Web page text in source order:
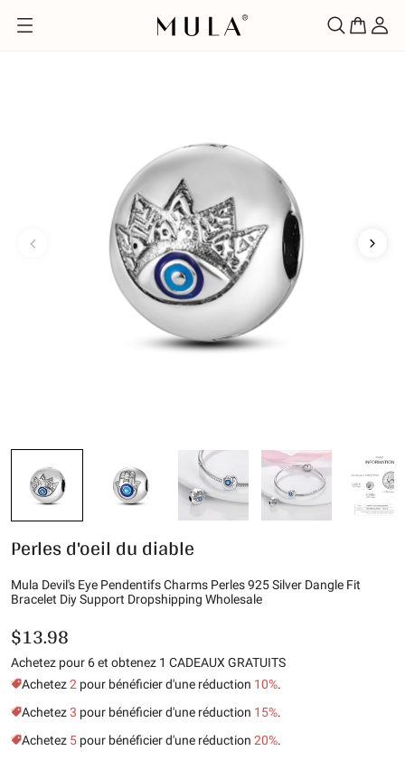
Perles d'oeil du diable
Mula Devil's Eye Pendentifs Charms Perles 925 Silver Dangle Fit
Bracelet Diy Support Dropshipping Wholesale
$13.98
Achetez pour 6 et obtenez 1 CADEAUX GRATUITS
Achetez2 pour bénéficier d'une réduction 10%.
Achetez3 pour bénéficier d'une réduction 15%.
Achetez 5 pour bénéficier d'une réduction 20%.